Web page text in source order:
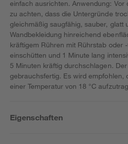
einfach ausrichten. Anwendung: Vor
zu achten, dass die Untergründe
gleichmäßig saugfähig, sauber, glatt
Wandbekleidung hinreichend
kräftigem Rühren mit Rührstab oder
einschütten und 1 Minute lang
5 Minuten kräftig durchschlagen.
gebrauchsfertig. Es wird empfohlen,
einer Temperatur von 18 °C
Eigenschaften